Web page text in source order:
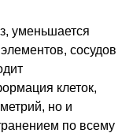
уменьшается
сосудов
клеток,
но и
по всему